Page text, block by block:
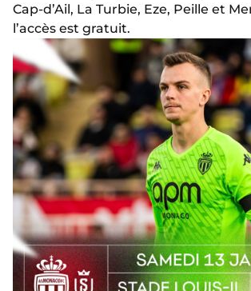
Cap-d’Ail, La Turbie, Eze, Peille et
l’accès est gratuit.